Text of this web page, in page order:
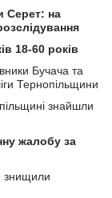
Серет: на
18-60 років
Бучача та
Тернопільщини
знайшли
жалобу за
знищили